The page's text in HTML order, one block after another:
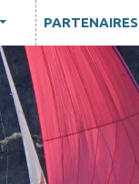
PARTENAIRES